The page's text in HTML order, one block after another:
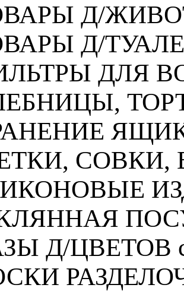
Д/
Д/
ДЛЯ
СОВКИ,
Д/ЦВЕТОВ